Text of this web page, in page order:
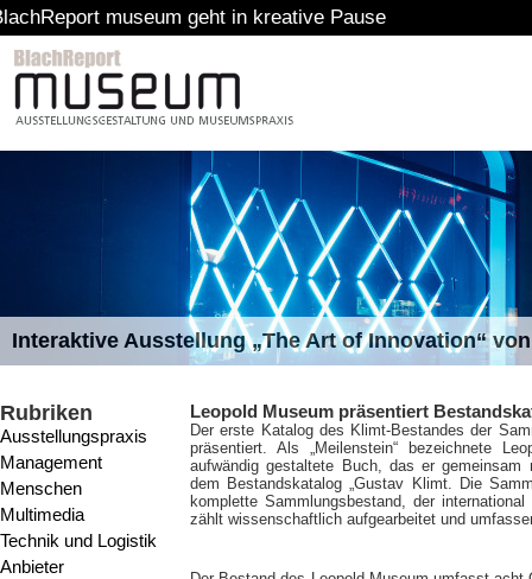
geht in kreative Pause
Interaktive Ausstellung „The Art of Innovation“
Rubriken
Ausstellungspraxis
Management
Menschen
Multimedia
Technik und Logistik
Anbieter
Leopold Museum präsentiert
Der erste Katalog des Klimt-Bestandes der
präsentiert. Als „Meilenstein“ bezeichnete
aufwändig gestaltete Buch, das er gemeinsam
dem Bestandskatalog „Gustav Klimt. Die
komplette Sammlungsbestand, der
zählt wissenschaftlich aufgearbeitet und